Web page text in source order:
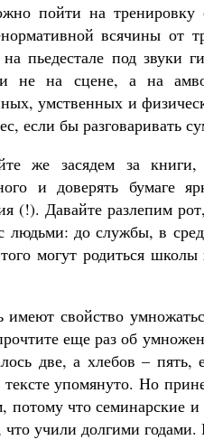
пойти на тренировку
всячины от
на пьедестале под
не на сцене, а на
умственных и
если бы разговаривать
же засядем за
и доверять бумаге
(!). Давайте разлепим
людьми: до службы, в
могут родиться
имеют свойство
еще раз об
две, а хлебов – пять,
тексте упомянуто. Но
потому что семинарские
что учили долгими